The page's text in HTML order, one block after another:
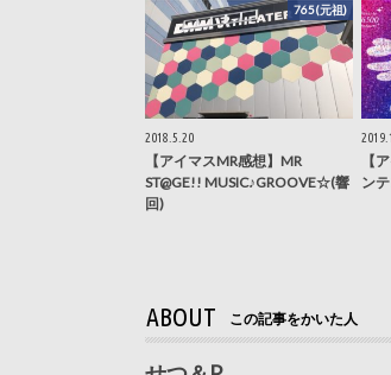
765(元祖)
2018.5.20
【アイマスMR感想】MR
ST@GE!! MUSIC♪GROOVE☆(響
回)
【
ン
ABOUT この記事をかいた人